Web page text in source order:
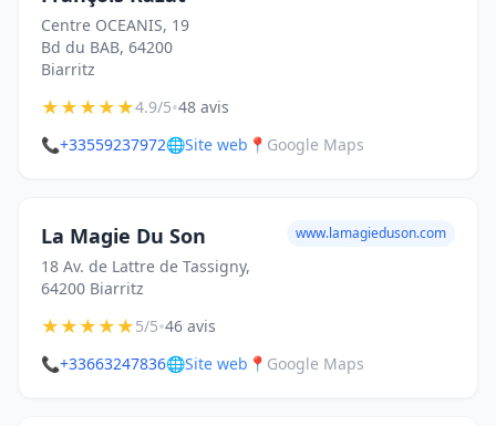
Centre OCEANIS, 19
Bd du BAB, 64200
Biarritz
★★★★★4.9/5•48 avis
📞+33559237972🌐Site web 📍 Google Maps
La Magie Du Son
18 Av. de Lattre de Tassigny,
64200 Biarritz
www.lamagieduson.com
★★★★★5/5•46 avis
📞+33663247836🌐Site web 📍 Google Maps